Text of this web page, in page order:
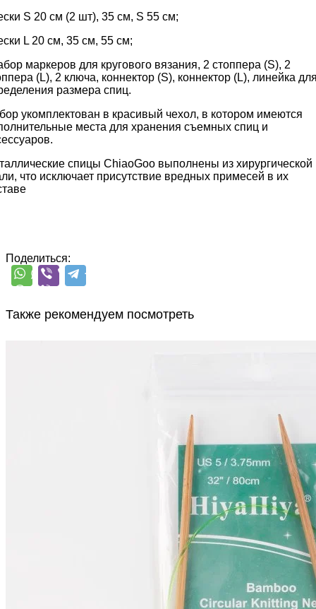
S 20 см (2 шт), 35 см, S 55 см;
L 20 см, 35 см, 55 см;
маркеров для кругового вязания, 2 стоппера (S), 2
(L), 2 ключа, коннектор (S), коннектор (L), линейка
размера спиц.
укомплектован в красивый чехол, в котором имеются
места для хранения съемных спиц и
спицы ChiaoGoo выполнены из хирургической
что исключает присутствие вредных примесей в их
Поделиться:
Также рекомендуем посмотреть
Мы используем файлы cookie,